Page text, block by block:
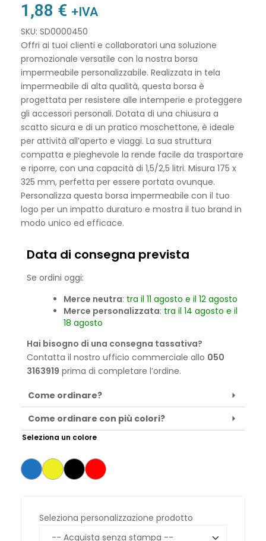
1,88 € +IVA
SKU: SD0000450
Offri ai tuoi clienti e collaboratori una soluzione
promozionale versatile con la nostra borsa
impermeabile personalizzabile. Realizzata in tela
impermeabile di alta qualità, questa borsa è
progettata per resistere alle intemperie e proteggere
gli accessori personali. Dotata di una chiusura a
scatto sicura e di un pratico moschettone, è ideale
per attività all’aperto e viaggi. La sua struttura
compatta e pieghevole la rende facile da trasportare
e riporre, con una capacità di 1,5/2,5 litri. Misura 175 x
325 mm, perfetta per essere portata ovunque.
Personalizza questa borsa impermeabile con il tuo
logo per un impatto duraturo e mostra il tuo brand in
modo unico ed efficace.
Data di consegna prevista
Se ordini oggi:
Merce neutra: tra il 11 agosto e il 12 agosto
Merce personalizzata: tra il 14 agosto e il
18 agosto
Hai bisogno di una consegna tassativa?
Contatta il nostro ufficio commerciale allo 050
3163919 prima di completare l’ordine.
Come ordinare?
Come ordinare con più colori?
Seleziona un colore
Seleziona personalizzazione prodotto